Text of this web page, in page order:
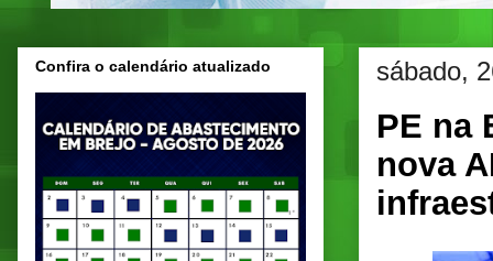
sábado,
PE na
nova
Confira o calendário atualizado